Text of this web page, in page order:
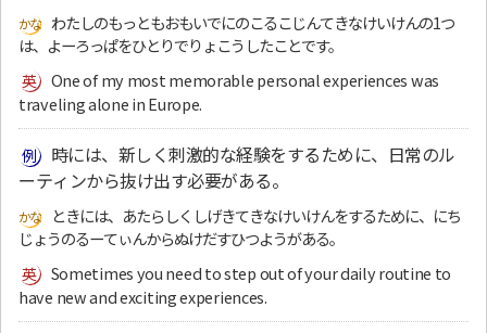
わたしのもっともおもいでにのこるこじんてきなけいけんの1つ
は、よーろっぱをひとりでりょこうしたことです。
One of my most memorable personal experiences was
traveling alone in Europe.
時には、新しく刺激的な経験をするために、日常のル
ーティンから抜け出す必要がある。
ときには、あたらしくしげきてきなけいけんをするために、にち
じょうのるーてぃんからぬけだすひつようがある。
Sometimes you need to step out of your daily routine to
have new and exciting experiences.